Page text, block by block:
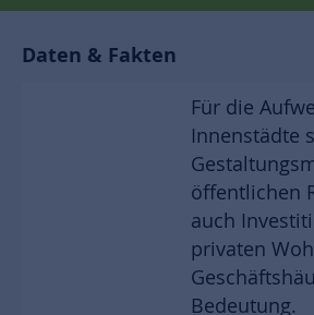
Daten & Fakten
Für die
Innenstädte
öffentlichen
auch
privaten
Bedeutung.